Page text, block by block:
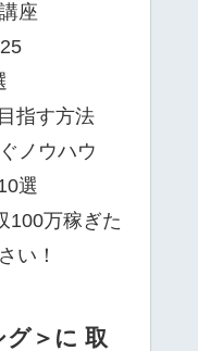
座
指す方法
ノウハウ
選
100万稼ぎた
い！
＞に 取